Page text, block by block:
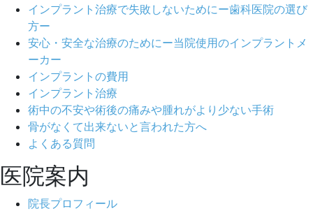
インプラント治療で失敗しないためにー歯科医院の選び
方ー
安心・安全な治療のためにー当院使用のインプラントメ
ーカー
インプラントの費用
インプラント治療
術中の不安や術後の痛みや腫れがより少ない手術
骨がなくて出来ないと言われた方へ
よくある質問
医院案内
院長プロフィール